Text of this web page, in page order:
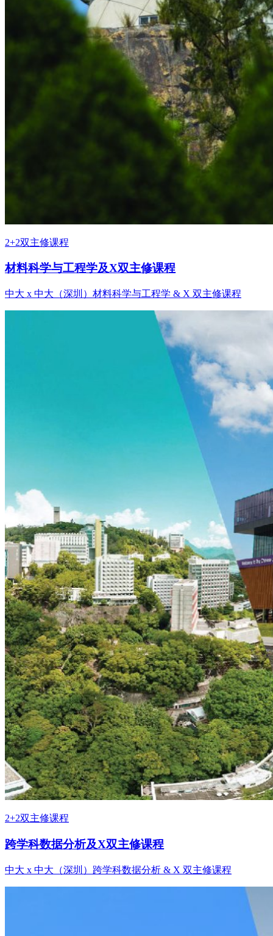
2+2双主修课程
材料科学与工程学及X双主修课程
中大 x 中大（深圳）材料科学与工程学 & X 双主修课程
2+2双主修课程
跨学科数据分析及X双主修课程
中大 x 中大（深圳）跨学科数据分析 & X 双主修课程